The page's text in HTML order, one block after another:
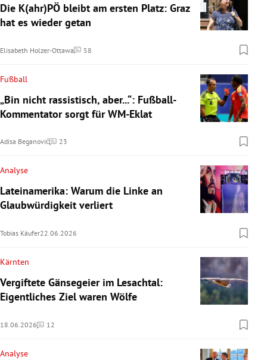
Die K(ahr)PÖ bleibt am ersten Platz: Graz
hat es wieder getan
Elisabeth Holzer-Ottawa 58
Kommentare
Fußball
„Bin nicht rassistisch, aber...“: Fußball-
Kommentator sorgt für WM-Eklat
Adisa Beganović 23
Kommentare
Analyse
Lateinamerika: Warum die Linke an
Glaubwürdigkeit verliert
Tobias Käufer22.06.2026
Kärnten
Vergiftete Gänsegeier im Lesachtal:
Eigentliches Ziel waren Wölfe
18.06.2026 12
Kommentare
Analyse